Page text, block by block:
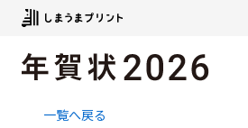
一覧へ戻る